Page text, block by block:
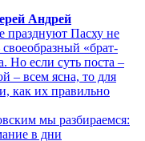
Андрей
празднуют Пасху не
«брат-
Но если суть поста –
– всем ясна, то для
как их правильно
мы разбираемся:
в дни